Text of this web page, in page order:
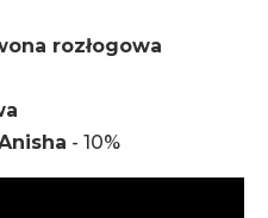
rozłogowa
- 10%